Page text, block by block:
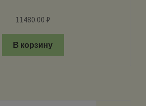
11480.00₽
В корзину